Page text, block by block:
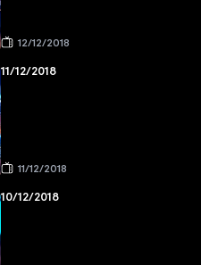
12/12/2018
11/12/2018
11/12/2018
10/12/2018